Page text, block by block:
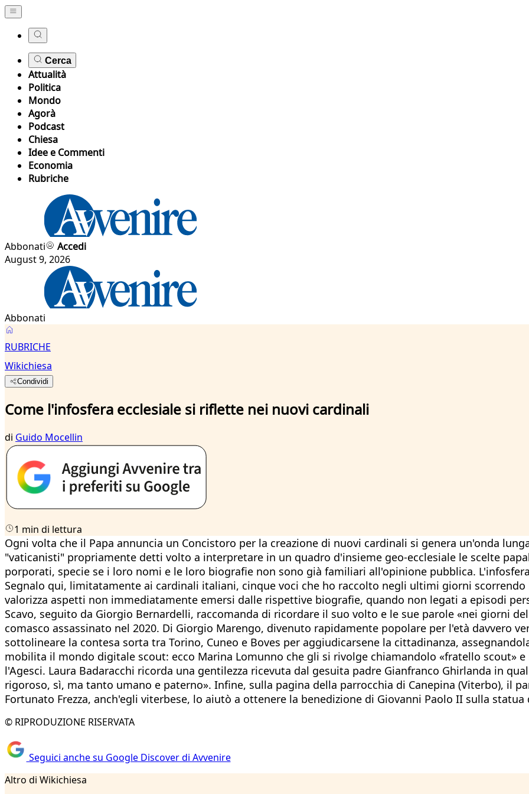
Cerca
Attualità
Politica
Mondo
Agorà
Podcast
Chiesa
Idee e Commenti
Economia
Rubriche
Abbonati
Accedi
August 9, 2026
Abbonati
RUBRICHE
Wikichiesa
Condividi
Come l'infosfera ecclesiale si riflette nei nuovi cardinali
di Guido Mocellin
1 min di lettura
Ogni volta che il Papa annuncia un Concistoro per la creazione di nuovi cardinali si genera un'onda
"vaticanisti" propriamente detti volto a interpretare in un quadro d'insieme geo-ecclesiale le scelte
porporati, specie se i loro nomi e le loro biografie non sono già familiari all'opinione pubblica.
Segnalo qui, limitatamente ai cardinali italiani, cinque voci che ho raccolto negli ultimi giorni scorrendo
valorizza aspetti non immediatamente emersi dalle rispettive biografie, quando non legati a episodi
Scavo, seguito da Giorgio Bernardelli, raccomanda di ricordare il suo volto e le sue parole «nei giorni
comasco assassinato nel 2020. Di Giorgio Marengo, divenuto rapidamente popolare per l'età davvero
sottolineare la contesa sorta tra Torino, Cuneo e Boves per aggiudicarsene la cittadinanza,
mobilita il mondo digitale scout: ecco Marina Lomunno che gli si rivolge chiamandolo «fratello scout»
l'Agesci. Laura Badaracchi ricorda una gentilezza ricevuta dal gesuita padre Gianfranco Ghirlanda in
rigoroso, sì, ma tanto umano e paterno». Infine, sulla pagina della parrocchia di Canepina (Viterbo), il
Fortunato Frezza, anch'egli viterbese, lo aiutò a ottenere la benedizione di Giovanni Paolo II sulla
© RIPRODUZIONE RISERVATA
Seguici anche su Google Discover di Avvenire
Altro di Wikichiesa